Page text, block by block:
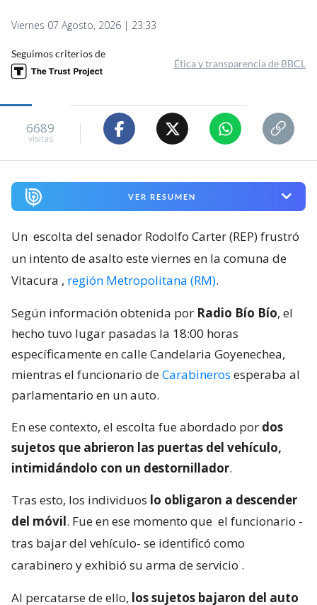
Viernes 07 Agosto, 2026 | 23:33
Seguimos criterios de
Ética y transparencia de BBCL
6689
visitas
VER RESUMEN
Un escolta del senador Rodolfo Carter (REP) frustró
un intento de asalto este viernes en la comuna de
Vitacura , región Metropolitana (RM).
Según información obtenida por Radio Bío Bío, el
hecho tuvo lugar pasadas la 18:00 horas
específicamente en calle Candelaria Goyenechea,
mientras el funcionario deCarabineros esperaba al
parlamentario en un auto.
En ese contexto, el escolta fue abordado por dos
sujetos que abrieron las puertas del vehículo,
intimidándolo con un destornillador.
Tras esto, los individuos lo obligaron a descender
del móvil. Fue en ese momento que el funcionario -
tras bajar del vehículo- se identificó como
carabinero y exhibió su arma de servicio .
Al percatarse de ello, los sujetos bajaron del auto